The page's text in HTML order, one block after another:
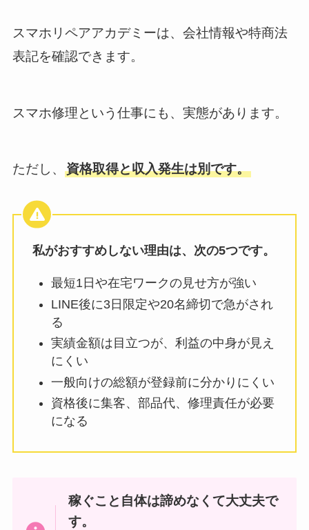
スマホリペアアカデミーは、会社情報や特商法
表記を確認できます。
スマホ修理という仕事にも、実態があります。
ただし、 資格取得と収入発生は別です。
私がおすすめしない理由は、次の5つです。
最短1日や在宅ワークの見せ方が強い
LINE後に3日限定や20名締切で急がされ
る
実績金額は目立つが、利益の中身が見え
にくい
一般向けの総額が登録前に分かりにくい
資格後に集客、部品代、修理責任が必要
になる
稼ぐこと自体は諦めなくて大丈夫で
す。